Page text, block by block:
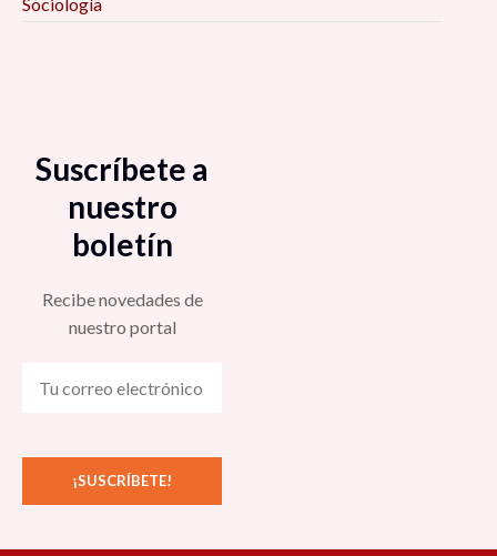
Suscríbete a
nuestro
boletín
Recibe novedades de
nuestro portal